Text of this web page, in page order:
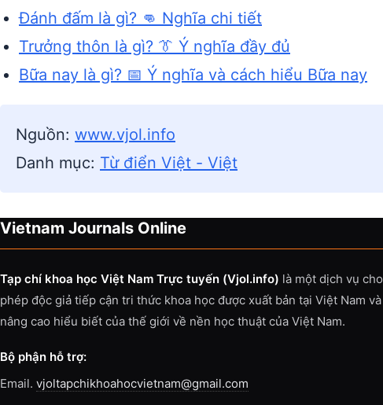
Đánh đấm là gì? 👊 Nghĩa chi tiết
Trưởng thôn là gì? 👔 Ý nghĩa đầy đủ
Bữa nay là gì? 📅 Ý nghĩa và cách hiểu Bữa nay
Nguồn: www.vjol.info
Danh mục: Từ điển Việt - Việt
Vietnam Journals Online
Tạp chí khoa học Việt Nam Trực tuyến (Vjol.info) là một dịch vụ cho
phép độc giả tiếp cận tri thức khoa học được xuất bản tại Việt Nam và
nâng cao hiểu biết của thế giới về nền học thuật của Việt Nam.
Bộ phận hỗ trợ:
Email. vjoltapchikhoahocvietnam@gmail.com